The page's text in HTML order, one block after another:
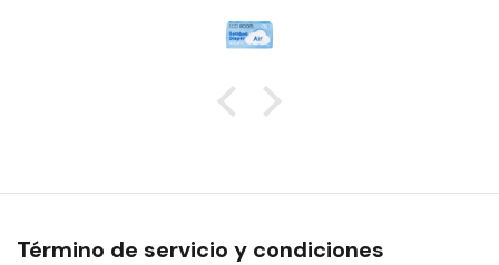
Término de servicio y condiciones